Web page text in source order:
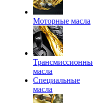
Моторные масла
масла
Специальные
масла